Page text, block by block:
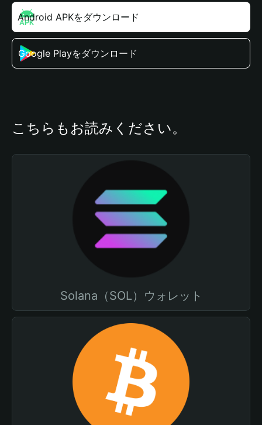
Android APKをダウンロード
Google Playをダウンロード
こちらもお読みください。
Solana（SOL）ウォレット